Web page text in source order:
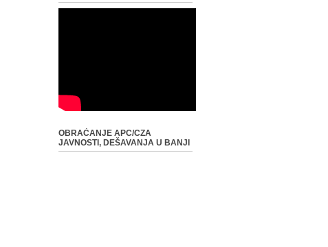
OBRAĆANJE APC/CZA
JAVNOSTI, DEŠAVANJA U BANJI